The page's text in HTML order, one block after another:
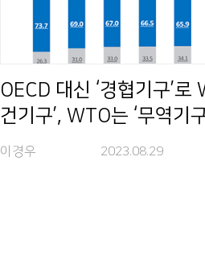
OECD 대신 ‘경협기구’로
건기구’, WTO는 ‘무역기
이경우 2023.08.29